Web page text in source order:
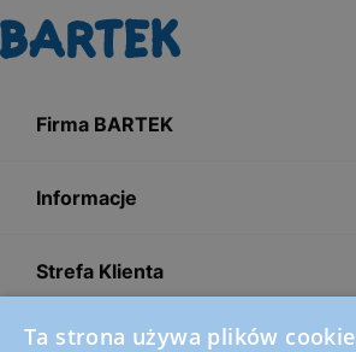
Firma BARTEK
Informacje
Strefa Klienta
Porady
Ta strona używa plików cookie